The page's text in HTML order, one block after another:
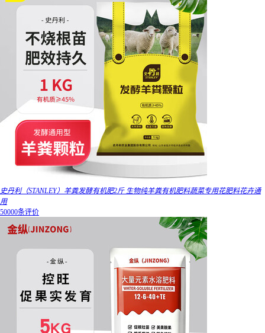
史丹利（STANLEY）羊粪发酵有机肥2斤 生物纯羊粪有机肥料蔬菜专用花肥料花卉通
用
50000条评价